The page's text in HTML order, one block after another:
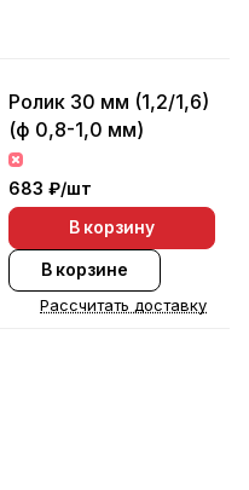
Ролик 30 мм (1,2/1,6)
(ф 0,8-1,0 мм)
683 ₽/шт
В корзину
В корзине
Рассчитать доставку